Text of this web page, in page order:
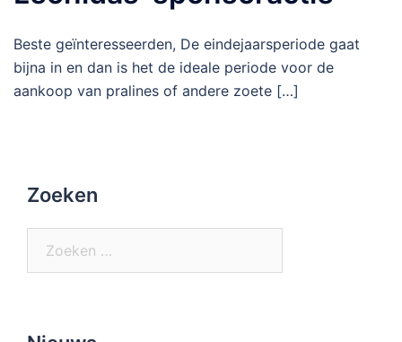
Beste geïnteresseerden, De eindejaarsperiode gaat
bijna in en dan is het de ideale periode voor de
aankoop van pralines of andere zoete […]
Zoeken